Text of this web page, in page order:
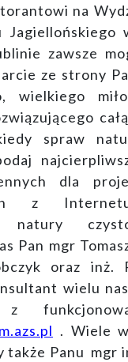
na
Jagiellońskiego
zawsze
ze strony
wielkiego
spraw
dla
z
natury
Pan mgr
oraz inż.
wielu
z
. Wiele
także Panu mgr